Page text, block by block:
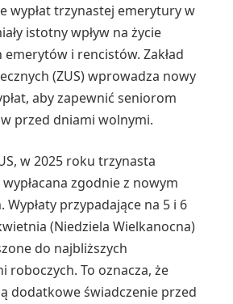
wypłat trzynastej emerytury w
istotny wpływ na życie
i rencistów. Zakład
(ZUS) wprowadza nowy
aby zapewnić seniorom
przed dniami wolnymi.
w 2025 roku trzynasta
zgodnie z nowym
przypadające na 5 i 6
(Niedziela Wielkanocna)
do najbliższych
roboczych. To oznacza, że
dodatkowe świadczenie przed